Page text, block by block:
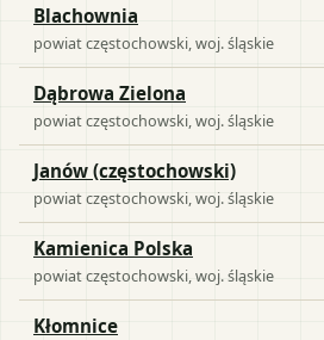
Blachownia
powiatczęstochowski , woj.śląskie
Dąbrowa Zielona
powiatczęstochowski , woj.śląskie
Janów (częstochowski)
powiatczęstochowski , woj.śląskie
Kamienica Polska
powiatczęstochowski , woj.śląskie
Kłomnice